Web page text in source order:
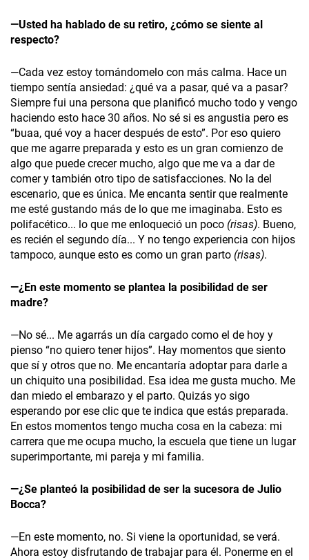
—Usted ha hablado de su retiro, ¿cómo se siente al
respecto?
—Cada vez estoy tomándomelo con más calma. Hace un
tiempo sentía ansiedad: ¿qué va a pasar, qué va a pasar?
Siempre fui una persona que planificó mucho todo y vengo
haciendo esto hace 30 años. No sé si es angustia pero es
“buaa, qué voy a hacer después de esto”. Por eso quiero
que me agarre preparada y esto es un gran comienzo de
algo que puede crecer mucho, algo que me va a dar de
comer y también otro tipo de satisfacciones. No la del
escenario, que es única. Me encanta sentir que realmente
me esté gustando más de lo que me imaginaba. Esto es
polifacético... lo que me enloqueció un poco (risas). Bueno,
es recién el segundo día... Y no tengo experiencia con hijos
tampoco, aunque esto es como un gran parto (risas).
—¿En este momento se plantea la posibilidad de ser
madre?
—No sé... Me agarrás un día cargado como el de hoy y
pienso “no quiero tener hijos”. Hay momentos que siento
que sí y otros que no. Me encantaría adoptar para darle a
un chiquito una posibilidad. Esa idea me gusta mucho. Me
dan miedo el embarazo y el parto. Quizás yo sigo
esperando por ese clic que te indica que estás preparada.
En estos momentos tengo mucha cosa en la cabeza: mi
carrera que me ocupa mucho, la escuela que tiene un lugar
superim­portante, mi pareja y mi familia.
—¿Se planteó la posibilidad de ser la sucesora de Julio
Bocca?
—En este momento, no. Si viene la oportunidad, se verá.
Ahora estoy disfrutando de trabajar para él. Ponerme en el